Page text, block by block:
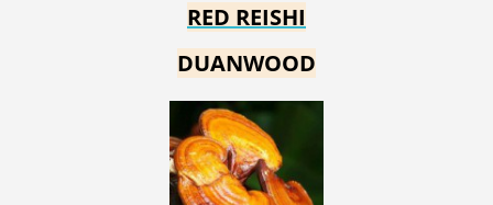
RED REISHI
DUANWOOD